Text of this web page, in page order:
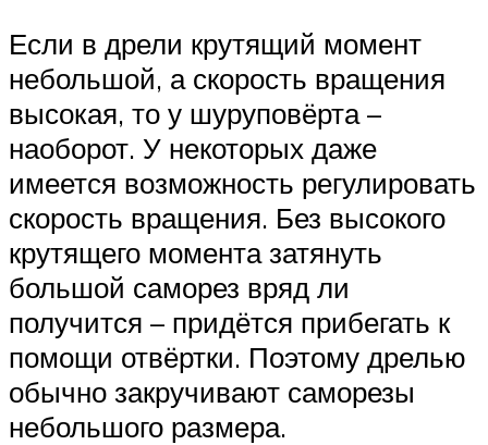
Если в дрели крутящий момент
небольшой, а скорость вращения
высокая, то у шуруповёрта –
наоборот. У некоторых даже
имеется возможность регулировать
скорость вращения. Без высокого
крутящего момента затянуть
большой саморез вряд ли
получится – придётся прибегать к
помощи отвёртки. Поэтому дрелью
обычно закручивают саморезы
небольшого размера.